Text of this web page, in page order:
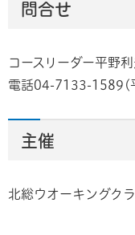
問合せ
コースリーダー平野
電話04-7133-1589(
主催
北総ウオーキングク